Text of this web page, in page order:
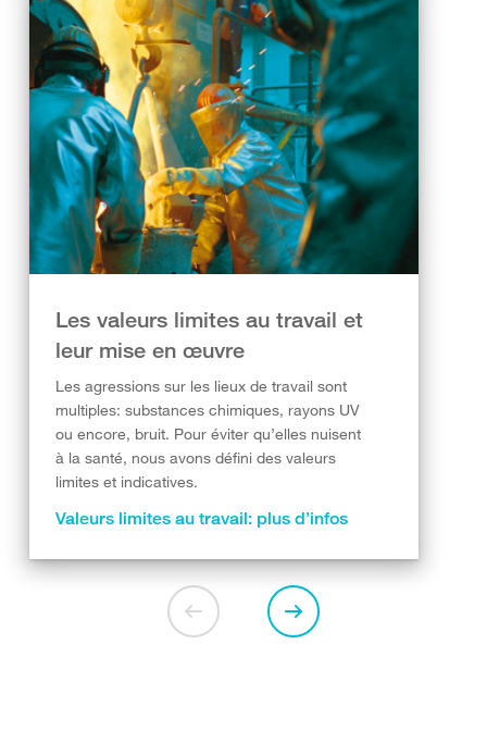
Les valeurs limites au travail et
leur mise en œuvre
Les agressions sur les lieux de travail sont
multiples: substances chimiques, rayons UV
ou encore, bruit. Pour éviter qu’elles nuisent
à la santé, nous avons défini des valeurs
limites et indicatives.
Valeurs limites au travail: plus d’infos